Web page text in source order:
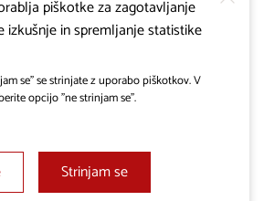
pravice pridržane.
piškotke za zagotavljanje
izkušnje in spremljanje statistike
se" se strinjate z uporabo piškotkov. V
opcijo "ne strinjam se".
Strinjam se